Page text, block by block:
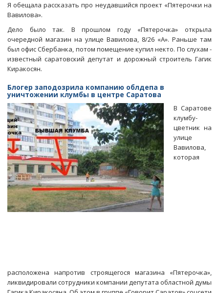
от
«ЕР»
Киракосян
«кинул»
городскую
активистку
Я обещала рассказать про неудавшийся проект «Пятерочки на
Вавилова».
Дело было так. В прошлом году «Пятерочка» открыла
очередной магазин на улице Вавилова, 8/26 «А». Раньше там
был офис Сбербанка, потом помещение купил некто. По слухам -
известный саратовский депутат и дорожный строитель Гагик
Киракосян.
Блогер заподозрила компанию облдепа в
уничтожении клумбы в центре Саратова
В Саратове
клумбу-
цветник на
улице
Вавилова,
которая
расположена напротив строящегося магазина «Пятерочка»,
ликвидировали сотрудники компании депутата областной думы